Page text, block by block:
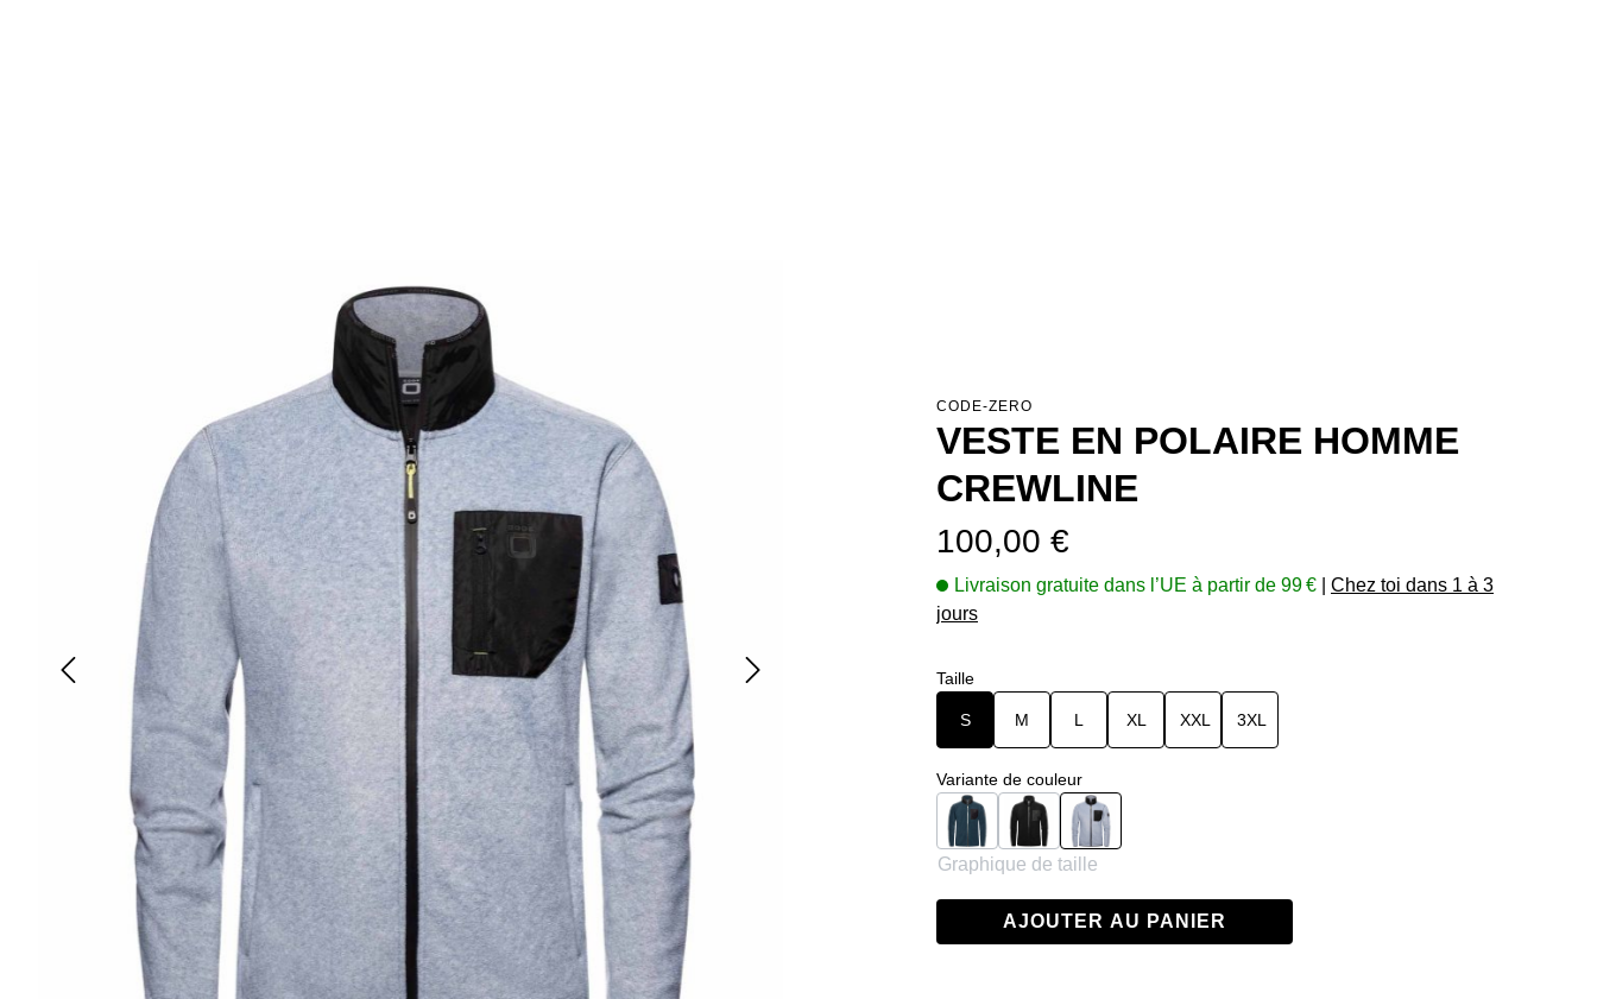
CODE-ZERO
VESTE EN POLAIRE HOMME
CREWLINE
Prix régulier :
100,00 €
Livraison gratuite dans l’UE à partir de 99 €
Chez toi dans 1 à 3
jours
Sélectionnez
Taille
S M L XL XXL 3XL
Sélectionnez
Variante de couleur
Navy Noir Gris clair
Graphique de taille
AJOUTER AU PANIER